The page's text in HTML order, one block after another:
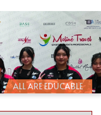
ALL ARE EDUCABLE